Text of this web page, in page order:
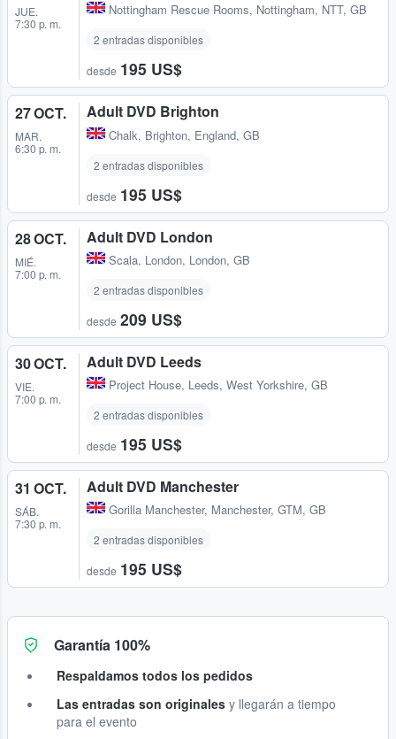
JUE.
7:30 p. m.
Nottingham Rescue Rooms, Nottingham, NTT, GB
2 entradas disponibles
desde 195 US$
27 OCT.
MAR.
6:30 p. m.
Adult DVD Brighton
Chalk, Brighton, England, GB
2 entradas disponibles
desde 195 US$
28 OCT.
MIÉ.
7:00 p. m.
Adult DVD London
Scala, London, London, GB
2 entradas disponibles
desde 209 US$
30 OCT.
VIE.
7:00 p. m.
Adult DVD Leeds
Project House, Leeds, West Yorkshire, GB
2 entradas disponibles
desde 195 US$
31 OCT.
SÁB.
7:30 p. m.
Adult DVD Manchester
Gorilla Manchester, Manchester, GTM, GB
2 entradas disponibles
desde 195 US$
Garantía 100%
Respaldamos todos los pedidos
Las entradas son originales y llegarán a tiempo
para el evento